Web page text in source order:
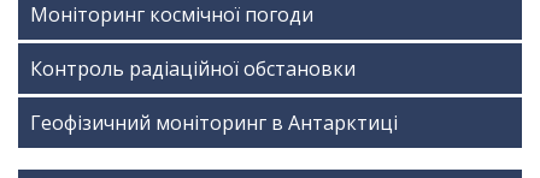
Моніторинг космічної погоди
Контроль радіаційної обстановки
Геофізичний моніторинг в Антарктиці